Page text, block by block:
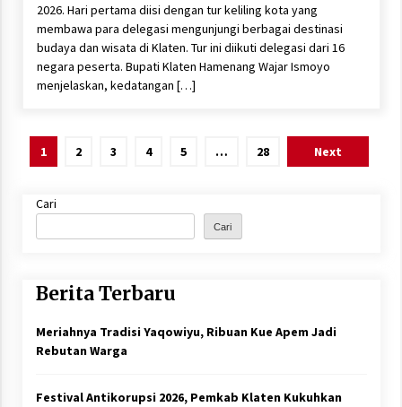
2026. Hari pertama diisi dengan tur keliling kota yang
membawa para delegasi mengunjungi berbagai destinasi
budaya dan wisata di Klaten. Tur ini diikuti delegasi dari 16
negara peserta. Bupati Klaten Hamenang Wajar Ismoyo
menjelaskan, kedatangan […]
Paginasi
1 2 3 4 5 … 28 Next
Cari
Cari
Berita Terbaru
Meriahnya Tradisi Yaqowiyu, Ribuan Kue Apem Jadi
Rebutan Warga
Festival Antikorupsi 2026, Pemkab Klaten Kukuhkan